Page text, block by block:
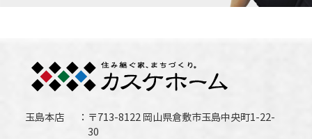
玉島本店
〒713-8122 岡山県倉敷市玉島中央町1-22-
30